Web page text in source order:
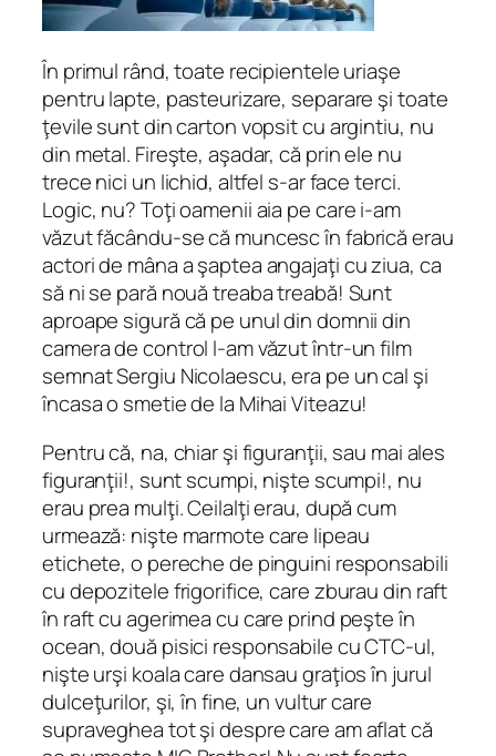
În primul rând, toate recipientele uriaşe
pentru lapte, pasteurizare, separare şi toate
ţevile sunt din carton vopsit cu argintiu, nu
din metal. Fireşte, aşadar, că prin ele nu
trece nici un lichid, altfel s-ar face terci.
Logic, nu? Toţi oamenii aia pe care i-am
văzut făcându-se că muncesc în fabrică erau
actori de mâna a şaptea angajaţi cu ziua, ca
să ni se pară nouă treaba treabă! Sunt
aproape sigură că pe unul din domnii din
camera de control l-am văzut într-un film
semnat Sergiu Nicolaescu, era pe un cal şi
încasa o smetie de la Mihai Viteazu!
Pentru că, na, chiar şi figuranţii, sau mai ales
figuranţii!, sunt scumpi, nişte scumpi!, nu
erau prea mulţi. Ceilalţi erau, după cum
urmează: nişte marmote care lipeau
etichete, o pereche de pinguini responsabili
cu depozitele frigorifice, care zburau din raft
în raft cu agerimea cu care prind peşte în
ocean, două pisici responsabile cu CTC-ul,
nişte urşi koala care dansau graţios în jurul
dulceţurilor, şi, în fine, un vultur care
supraveghea tot şi despre care am aflat că